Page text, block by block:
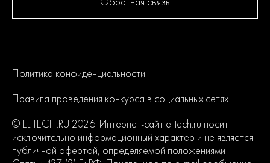
Политика конфиденциальности
Правила проведения конкурса в социальных сетях
© ELITECH.RU 2026. Интернет-сайт elitech.ru носит
исключительно информационный характер и не является
публичной офертой, определяемой положениями